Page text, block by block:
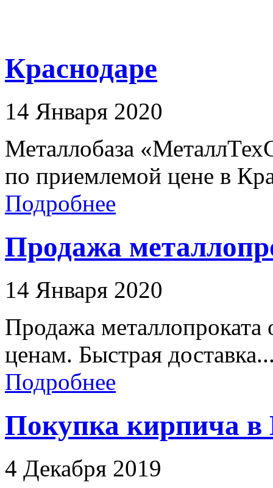
Краснодаре
14 Января 2020
Металлобаза
по приемлемой цене в
Подробнее
Продажа
14 Января 2020
Продажа
ценам. Быстрая
Подробнее
Покупка кирпича в
4 Декабря 2019